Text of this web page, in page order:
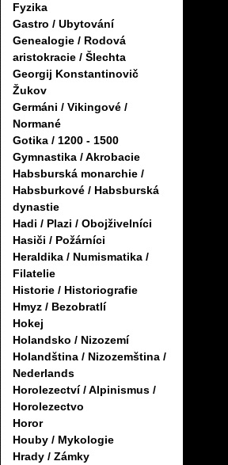
Fyzika
Gastro / Ubytování
Genealogie / Rodová
aristokracie / Šlechta
Georgij Konstantinovič
Žukov
Germáni / Vikingové /
Normané
Gotika / 1200 - 1500
Gymnastika / Akrobacie
Habsburská monarchie /
Habsburkové / Habsburská
dynastie
Hadi / Plazi / Obojživelníci
Hasiči / Požárníci
Heraldika / Numismatika /
Filatelie
Historie / Historiografie
Hmyz / Bezobratlí
Hokej
Holandsko / Nizozemí
Holandština / Nizozemština /
Nederlands
Horolezectví / Alpinismus /
Horolezectvo
Horor
Houby / Mykologie
Hrady / Zámky